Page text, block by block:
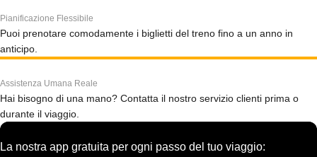
Pianificazione Flessibile
Puoi prenotare comodamente i biglietti del treno fino a un anno in
anticipo.
Assistenza Umana Reale
Hai bisogno di una mano? Contatta il nostro servizio clienti prima o
durante il viaggio.
La nostra app gratuita per ogni passo del tuo viaggio: